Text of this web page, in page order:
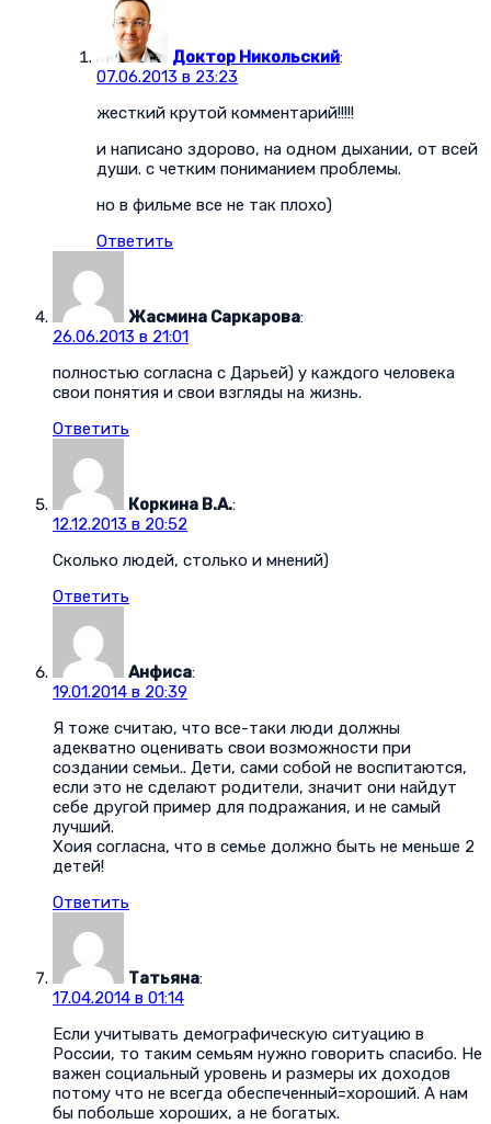
Доктор Никольский:
07.06.2013 в 23:23
жесткий крутой комментарий!!!!!
и написано здорово, на одном дыхании, от всей
души. с четким пониманием проблемы.
но в фильме все не так плохо)
Ответить
Жасмина Саркарова:
26.06.2013 в 21:01
полностью согласна с Дарьей) у каждого человека
свои понятия и свои взгляды на жизнь.
Ответить
Коркина В.А.:
12.12.2013 в 20:52
Сколько людей, столько и мнений)
Ответить
Анфиса:
19.01.2014 в 20:39
Я тоже считаю, что все-таки люди должны
адекватно оценивать свои возможности при
создании семьи.. Дети, сами собой не воспитаются,
если это не сделают родители, значит они найдут
себе другой пример для подражания, и не самый
лучший.
Хоия согласна, что в семье должно быть не меньше 2
детей!
Ответить
Татьяна:
17.04.2014 в 01:14
Если учитывать демографическую ситуацию в
России, то таким семьям нужно говорить спасибо. Не
важен социальный уровень и размеры их доходов
потому что не всегда обеспеченный=хороший. А нам
бы побольше хороших, а не богатых.